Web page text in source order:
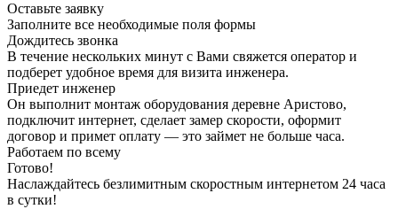
Оставьте заявку
Заполните все необходимые поля формы
Дождитесь звонка
В течение нескольких минут с Вами свяжется оператор и
подберет удобное время для визита инженера.
Приедет инженер
Он выполнит монтаж оборудования деревне Аристово,
подключит интернет, сделает замер скорости, оформит
договор и примет оплату — это займет не больше часа.
Работаем по всему
Готово!
Наслаждайтесь безлимитным скоростным интернетом 24 часа
в сутки!